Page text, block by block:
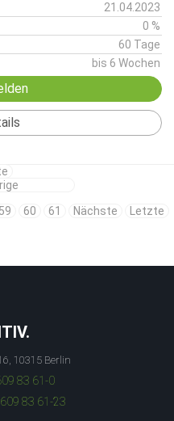
21.04.2023
0 %
60 Tage
bis 6 Wochen
59 60 61 Nächste Letzte
10315 Berlin
83 61-0
83 61-23